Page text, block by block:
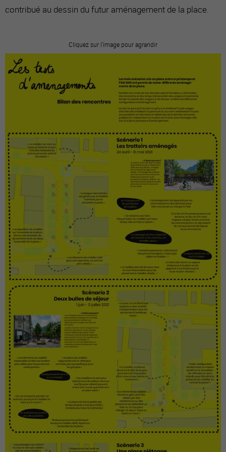
contribué au dessin du futur aménagement de la place.
Cliquez sur l'image pour agrandir